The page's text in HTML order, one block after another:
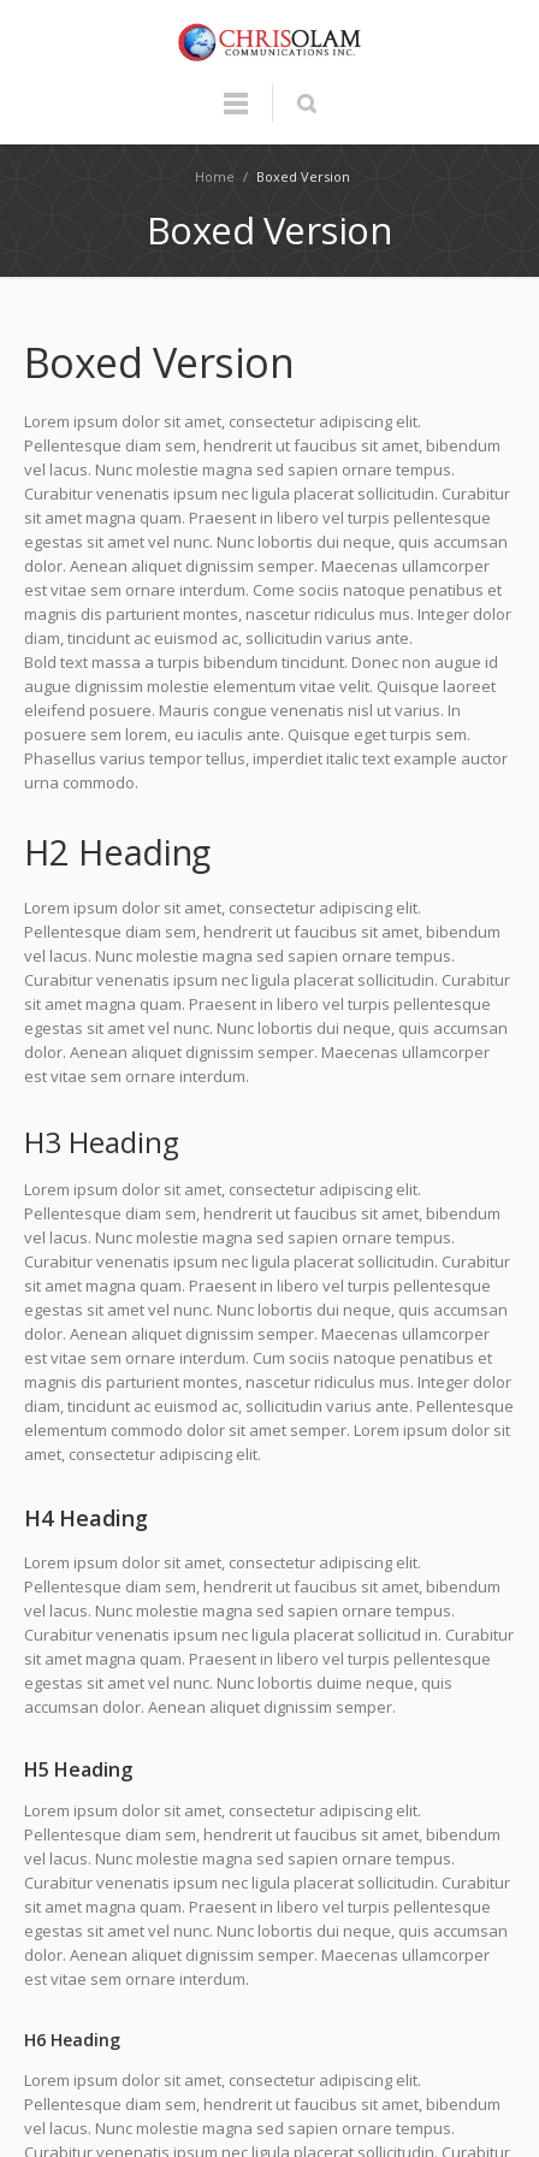
Home / Boxed Version
Boxed Version
Boxed Version
Lorem ipsum dolor sit amet, consectetur adipiscing elit.
Pellentesque diam sem, hendrerit ut faucibus sit amet, bibendum
vel lacus. Nunc molestie magna sed sapien ornare tempus.
Curabitur venenatis ipsum nec ligula placerat sollicitudin. Curabitur
sit amet magna quam. Praesent in libero vel turpis pellentesque
egestas sit amet vel nunc. Nunc lobortis dui neque, quis accumsan
dolor. Aenean aliquet dignissim semper. Maecenas ullamcorper
est vitae sem ornare interdum. Come sociis natoque penatibus et
magnis dis parturient montes, nascetur ridiculus mus. Integer dolor
diam, tincidunt ac euismod ac, sollicitudin varius ante.
Bold text massa a turpis bibendum tincidunt. Donec non augue id
augue dignissim molestie elementum vitae velit. Quisque laoreet
eleifend posuere. Mauris congue venenatis nisl ut varius. In
posuere sem lorem, eu iaculis ante. Quisque eget turpis sem.
Phasellus varius tempor tellus, imperdiet italic text example auctor
urna commodo.
H2 Heading
Lorem ipsum dolor sit amet, consectetur adipiscing elit.
Pellentesque diam sem, hendrerit ut faucibus sit amet, bibendum
vel lacus. Nunc molestie magna sed sapien ornare tempus.
Curabitur venenatis ipsum nec ligula placerat sollicitudin. Curabitur
sit amet magna quam. Praesent in libero vel turpis pellentesque
egestas sit amet vel nunc. Nunc lobortis dui neque, quis accumsan
dolor. Aenean aliquet dignissim semper. Maecenas ullamcorper
est vitae sem ornare interdum.
H3 Heading
Lorem ipsum dolor sit amet, consectetur adipiscing elit.
Pellentesque diam sem, hendrerit ut faucibus sit amet, bibendum
vel lacus. Nunc molestie magna sed sapien ornare tempus.
Curabitur venenatis ipsum nec ligula placerat sollicitudin. Curabitur
sit amet magna quam. Praesent in libero vel turpis pellentesque
egestas sit amet vel nunc. Nunc lobortis dui neque, quis accumsan
dolor. Aenean aliquet dignissim semper. Maecenas ullamcorper
est vitae sem ornare interdum. Cum sociis natoque penatibus et
magnis dis parturient montes, nascetur ridiculus mus. Integer dolor
diam, tincidunt ac euismod ac, sollicitudin varius ante. Pellentesque
elementum commodo dolor sit amet semper. Lorem ipsum dolor sit
amet, consectetur adipiscing elit.
H4 Heading
Lorem ipsum dolor sit amet, consectetur adipiscing elit.
Pellentesque diam sem, hendrerit ut faucibus sit amet, bibendum
vel lacus. Nunc molestie magna sed sapien ornare tempus.
Curabitur venenatis ipsum nec ligula placerat sollicitud in. Curabitur
sit amet magna quam. Praesent in libero vel turpis pellentesque
egestas sit amet vel nunc. Nunc lobortis duime neque, quis
accumsan dolor. Aenean aliquet dignissim semper.
H5 Heading
Lorem ipsum dolor sit amet, consectetur adipiscing elit.
Pellentesque diam sem, hendrerit ut faucibus sit amet, bibendum
vel lacus. Nunc molestie magna sed sapien ornare tempus.
Curabitur venenatis ipsum nec ligula placerat sollicitudin. Curabitur
sit amet magna quam. Praesent in libero vel turpis pellentesque
egestas sit amet vel nunc. Nunc lobortis dui neque, quis accumsan
dolor. Aenean aliquet dignissim semper. Maecenas ullamcorper
est vitae sem ornare interdum.
H6 Heading
Lorem ipsum dolor sit amet, consectetur adipiscing elit.
Pellentesque diam sem, hendrerit ut faucibus sit amet, bibendum
vel lacus. Nunc molestie magna sed sapien ornare tempus.
Curabitur venenatis ipsum nec ligula placerat sollicitudin. Curabitur